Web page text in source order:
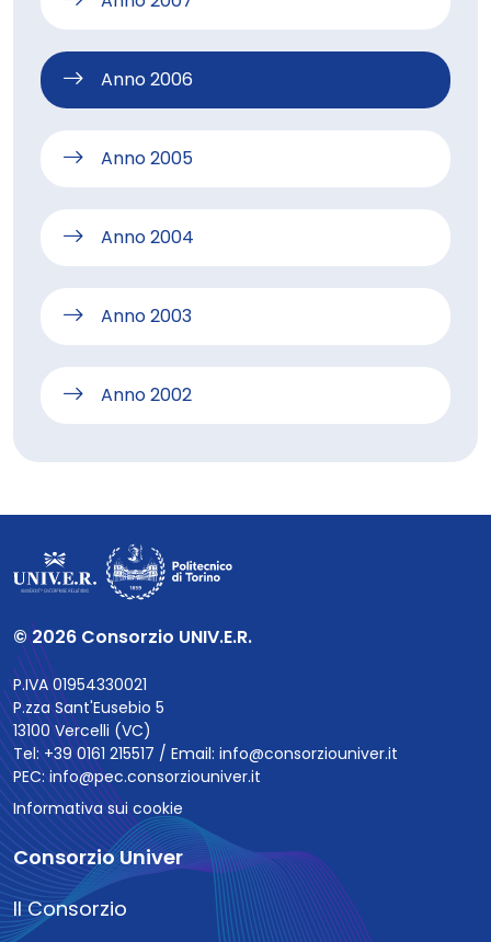
Anno 2006
Anno 2005
Anno 2004
Anno 2003
Anno 2002
© 2026 Consorzio UNIV.E.R.
P.IVA 01954330021
P.zza Sant'Eusebio 5
13100 Vercelli (VC)
Tel: +39 0161 215517 / Email: info@consorziouniver.it
PEC:info@pec.consorziouniver.it
Informativa sui cookie
Consorzio Univer
Il Consorzio